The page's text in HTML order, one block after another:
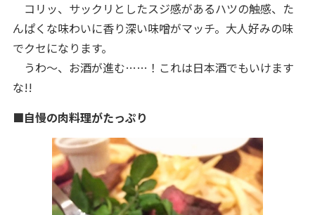
コリッ、サックリとしたスジ感があるハツの触感、た
んぱくな味わいに香り深い味噌がマッチ。大人好みの味
でクセになります。
うわ～、お酒が進む……！これは日本酒でもいけます
な!!
■自慢の肉料理がたっぷり